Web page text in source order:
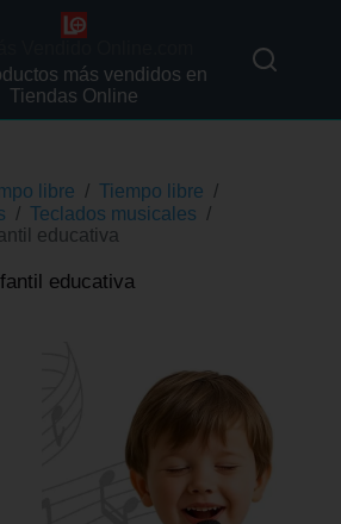
más vendidos en
Tiendas Online
libre / Tiempo libre /
/ Teclados musicales /
educativa
educativa